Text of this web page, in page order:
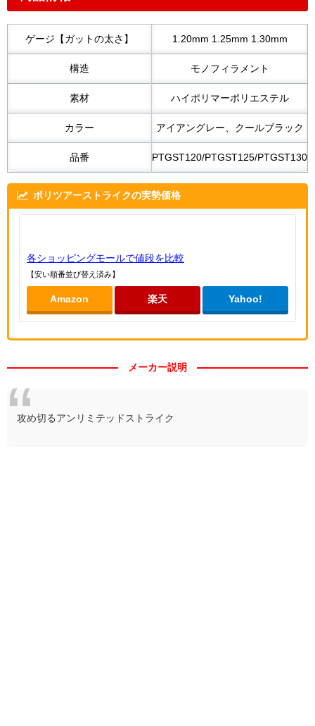
ゲージ【ガットの太さ】 1.20mm 1.25mm 1.30mm
構造 モノフィラメント
素材 ハイポリマーポリエステル
カラー アイアングレー、クールブラック
品番 PTGST120/PTGST125/PTGST130
ポリツアーストライクの実勢価格
各ショッピングモールで値段を比較
【安い順番並び替え済み】
Amazon 楽天 Yahoo!
メーカー説明
攻め切るアンリミテッドストライク